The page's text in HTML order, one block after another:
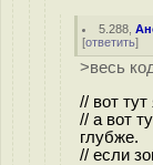
5.288 ,
[ответить]
>весь
// вот
// а вот
глубже.
// если